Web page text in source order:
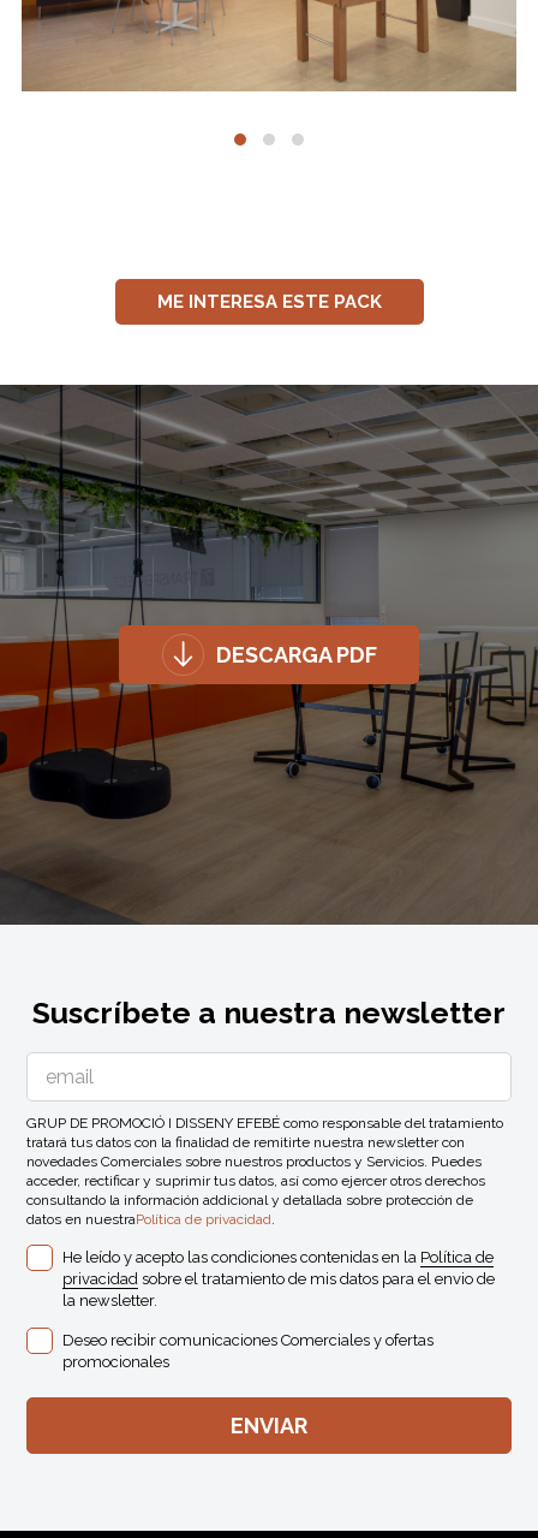
ME INTERESA ESTE PACK
DESCARGA PDF
Suscríbete a nuestra newsletter
GRUP DE PROMOCIÓ I DISSENY EFEBÉ como responsable del tratamiento
tratará tus datos con la finalidad de remitirte nuestra newsletter con
novedades Comerciales sobre nuestros productos y Servicios. Puedes
acceder, rectificar y suprimir tus datos, así como ejercer otros derechos
consultando la información addicional y detallada sobre protección de
datos en nuestraPolítica de privacidad.
He leído y acepto las condiciones contenidas en la Política de
privacidad sobre el tratamiento de mis datos para el envio de
la newsletter.
Deseo recibir comunicaciones Comerciales y ofertas
promocionales